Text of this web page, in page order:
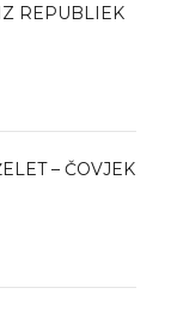
REPUBLIEK
– ČOVJEK